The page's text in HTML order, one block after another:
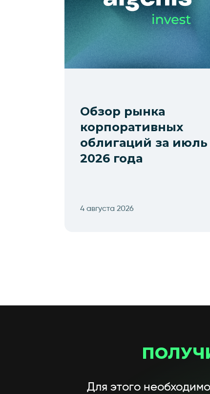
Обзор рынка
корпоративных
облигаций за июль
2026 года
4 августа 2026
Для этого